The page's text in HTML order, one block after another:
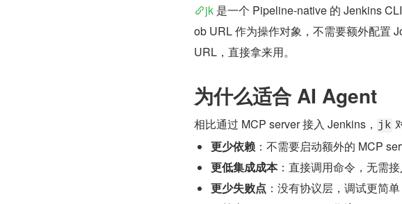
jk 是一个 Pipeline-native 的 Jenkins
ob URL 作为操作对象，不需要额外配
URL，直接拿来用。
为什么适合 AI Agent
相比通过 MCP server 接入 Jenkins， jk
更少依赖 ：不需要启动额外的 MCP
更低集成成本：直接调用命令，无需
更少失败点 ：没有协议层，调试更简单